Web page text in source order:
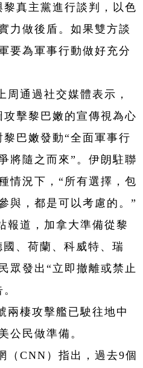
真主黨進行談判，以色
力做後盾。如果雙方談
要為軍事行動做好充分
周通過社交媒體表示，
擊黎巴嫩的宣傳視為心
巴嫩發動“全面軍事行
將隨之而來”。伊朗駐聯
情況下，“所有選擇，包
與，都是可以考慮的。”
報道，加拿大準備從黎
、荷蘭、科威特、瑞
眾發出“立即撤離或禁止
兩棲攻擊艦已駛往地中
公民做準備。
（CNN）指出，過去9個